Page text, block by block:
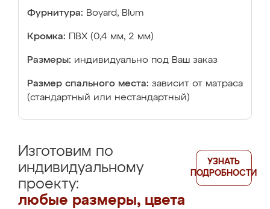
Фурнитура: Boyard, Blum
Кромка: ПВХ (0,4 мм, 2 мм)
Размеры: индивидуально под Ваш заказ
Размер спального места: зависит от матраса
(стандартный или нестандартный)
Изготовим по
индивидуальному
проекту:
любые размеры, цвета
УЗНАТЬ
ПОДРОБНОСТИ